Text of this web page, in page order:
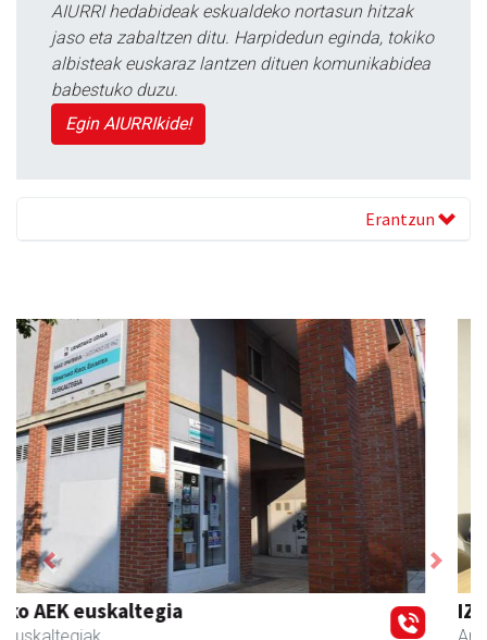
AIURRI hedabideak eskualdeko nortasun hitzak
jaso eta zabaltzen ditu. Harpidedun eginda, tokiko
albisteak euskaraz lantzen dituen komunikabidea
babestuko duzu.
Egin AIURRIkide!
Erantzun
IZT Informatika Zerbitzu Integrala
Previous Next